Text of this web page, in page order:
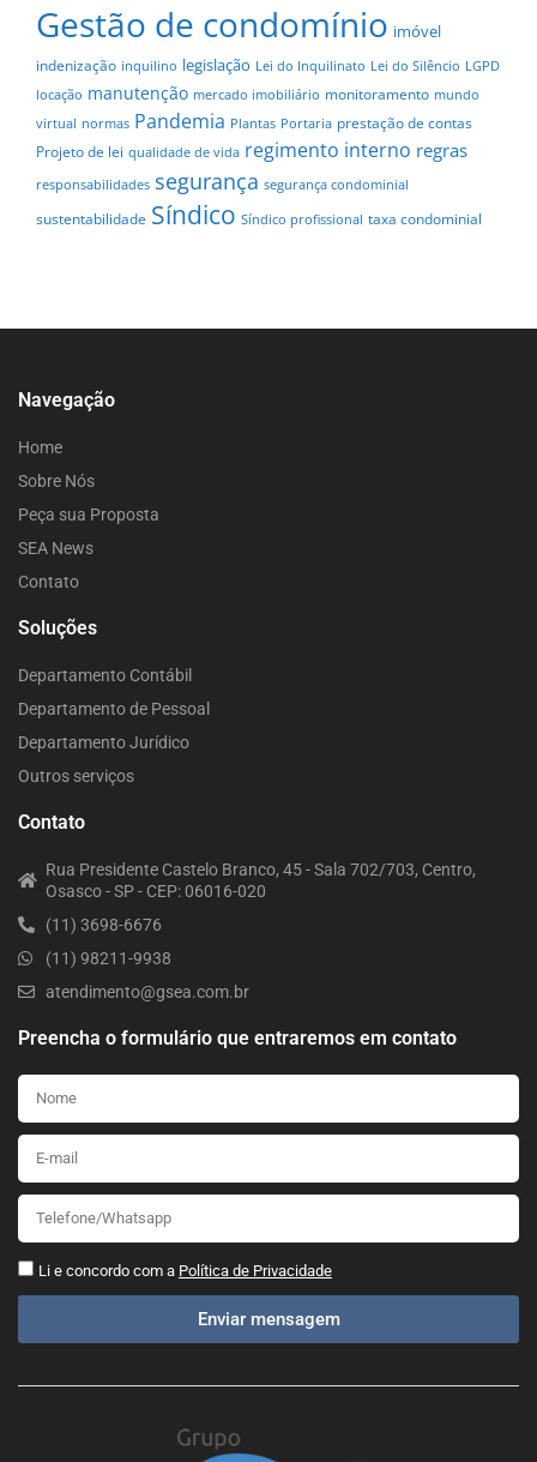
Gestão de condomínio imóvel
indenização inquilino legislação Lei do Inquilinato Lei do Silêncio LGPD
locação manutenção mercado imobiliário monitoramento mundo
virtual normas Pandemia Plantas Portaria prestação de contas
Projeto de lei qualidade de vida regimento interno regras
responsabilidades segurança segurança condominial
sustentabilidade Síndico Síndico profissional taxa condominial
Navegação
Home
Sobre Nós
Peça sua Proposta
SEA News
Contato
Soluções
Departamento Contábil
Departamento de Pessoal
Departamento Jurídico
Outros serviços
Contato
Rua Presidente Castelo Branco, 45 - Sala 702/703, Centro,
Osasco - SP - CEP: 06016-020
(11) 3698-6676
(11) 98211-9938
atendimento@gsea.com.br
Preencha o formulário que entraremos em contato
Li e concordo com a Política de Privacidade
Enviar mensagem